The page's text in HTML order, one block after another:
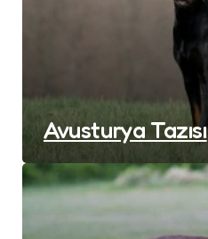
Avusturya Tazısı